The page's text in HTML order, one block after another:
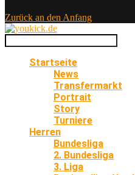
Zurück an den Anfang
Startseite
News
Transfermarkt
Portrait
Story
Turniere
Herren
Bundesliga
2. Bundesliga
3. Liga